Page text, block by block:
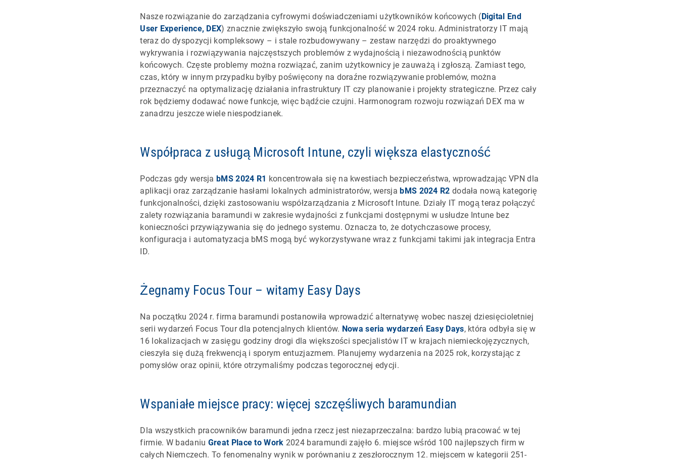
Nasze rozwiązanie do zarządzania cyfrowymi doświadczeniami użytkowników końcowych (Digital End
User Experience, DEX) znacznie zwiększyło swoją funkcjonalność w 2024 roku. Administratorzy IT mają
teraz do dyspozycji kompleksowy – i stale rozbudowywany – zestaw narzędzi do proaktywnego
wykrywania i rozwiązywania najczęstszych problemów z wydajnością i niezawodnością punktów
końcowych. Częste problemy można rozwiązać, zanim użytkownicy je zauważą i zgłoszą. Zamiast tego,
czas, który w innym przypadku byłby poświęcony na doraźne rozwiązywanie problemów, można
przeznaczyć na optymalizację działania infrastruktury IT czy planowanie i projekty strategiczne. Przez cały
rok będziemy dodawać nowe funkcje, więc bądźcie czujni. Harmonogram rozwoju rozwiązań DEX ma w
zanadrzu jeszcze wiele niespodzianek.
Współpraca z usługą Microsoft Intune, czyli większa elastyczność
Podczas gdy wersjabMS 2024 R1 koncentrowała się na kwestiach bezpieczeństwa, wprowadzając VPN dla
aplikacji oraz zarządzanie hasłami lokalnych administratorów, wersjabMS 2024 R2 dodała nową kategorię
funkcjonalności, dzięki zastosowaniu współzarządzania z Microsoft Intune. Działy IT mogą teraz połączyć
zalety rozwiązania baramundi w zakresie wydajności z funkcjami dostępnymi w usłudze Intune bez
konieczności przywiązywania się do jednego systemu. Oznacza to, że dotychczasowe procesy,
konfiguracja i automatyzacja bMS mogą być wykorzystywane wraz z funkcjami takimi jak integracja Entra
ID.
Żegnamy Focus Tour – witamy Easy Days
Na początku 2024 r. firma baramundi postanowiła wprowadzić alternatywę wobec naszej dziesięcioletniej
serii wydarzeń Focus Tour dla potencjalnych klientów. Nowa seria wydarzeń Easy Days, która odbyła się w
16 lokalizacjach w zasięgu godziny drogi dla większości specjalistów IT w krajach niemieckojęzycznych,
cieszyła się dużą frekwencją i sporym entuzjazmem. Planujemy wydarzenia na 2025 rok, korzystając z
pomysłów oraz opinii, które otrzymaliśmy podczas tegorocznej edycji.
Wspaniałe miejsce pracy: więcej szczęśliwych baramundian
Dla wszystkich pracowników baramundi jedna rzecz jest niezaprzeczalna: bardzo lubią pracować w tej
firmie. W badaniu Great Place to Work 2024 baramundi zajęło 6. miejsce wśród 100 najlepszych firm w
całych Niemczech. To fenomenalny wynik w porównaniu z zeszłorocznym 12. miejscem w kategorii 251-